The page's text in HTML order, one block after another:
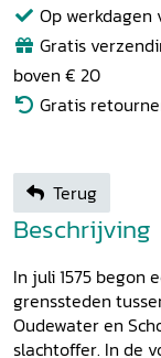
Op werkdagen
Gratis
boven € 20
Gratis
Terug
Beschrijving
In juli 1575 begon
grenssteden
Oudewater en
slachtoffer. In de